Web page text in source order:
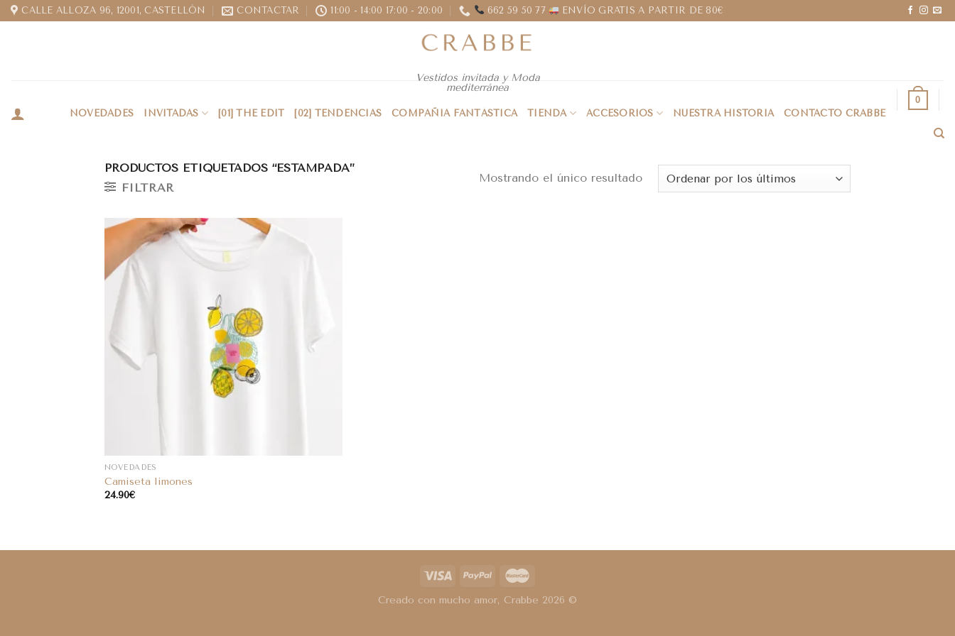
CALLE ALLOZA 96, 12001, CASTELLÓN CONTACTAR 11:00 - 14:00 17:00 - 20:00 662 59 50 77 ENVÍO GRATIS A PARTIR DE 80€
Vestidos invitada y Moda
mediterránea
NOVEDADES INVITADAS [01] THE EDIT [02] TENDENCIAS COMPAÑIA FANTÁSTICA TIENDA ACCESORIOS NUESTRA HISTORIA CONTACTO CRABBE
0
PRODUCTOS ETIQUETADOS “ESTAMPADA”
FILTRAR
Mostrando el único resultado
NOVEDADES
Camiseta limones
24.90€
Creado con mucho amor, Crabbe 2026 ©